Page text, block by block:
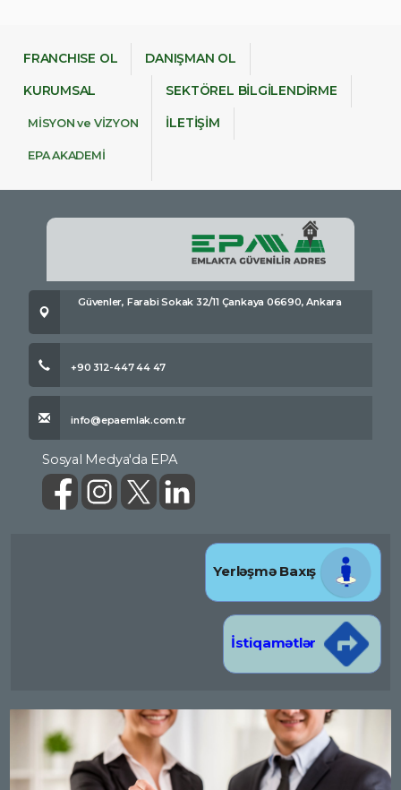
FRANCHISE OL DANIŞMAN OL
KURUMSAL
MİSYON ve VİZYON
EPA AKADEMİ
SEKTÖREL BİLGİLENDİRME
İLETİŞİM
Güvenler, Farabi Sokak 32/11 Çankaya 06690, Ankara
+90 312-447 44 47
info@epaemlak.com.tr
Sosyal Medya'da EPA
Yerləşmə Baxış
İstiqamətlər